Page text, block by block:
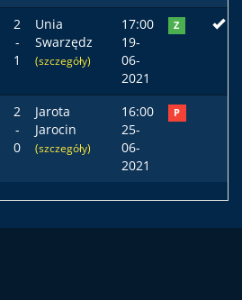
2
-
1
Unia
Swarzędz
(szczegóły)
17:00
19-
06-
2021
Z
2
-
0
Jarota
Jarocin
(szczegóły)
16:00
25-
06-
2021
P